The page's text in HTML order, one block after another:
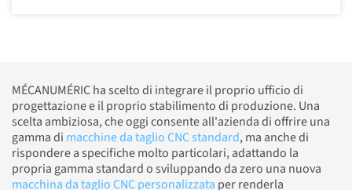
MÉCANUMÉRIC ha scelto di integrare il proprio ufficio di
progettazione e il proprio stabilimento di produzione. Una
scelta ambiziosa, che oggi consente all'azienda di offrire una
gamma di macchine da taglio CNC standard, ma anche di
rispondere a specifiche molto particolari, adattando la
propria gamma standard o sviluppando da zero una nuova
macchina da taglio CNC personalizzata per renderla